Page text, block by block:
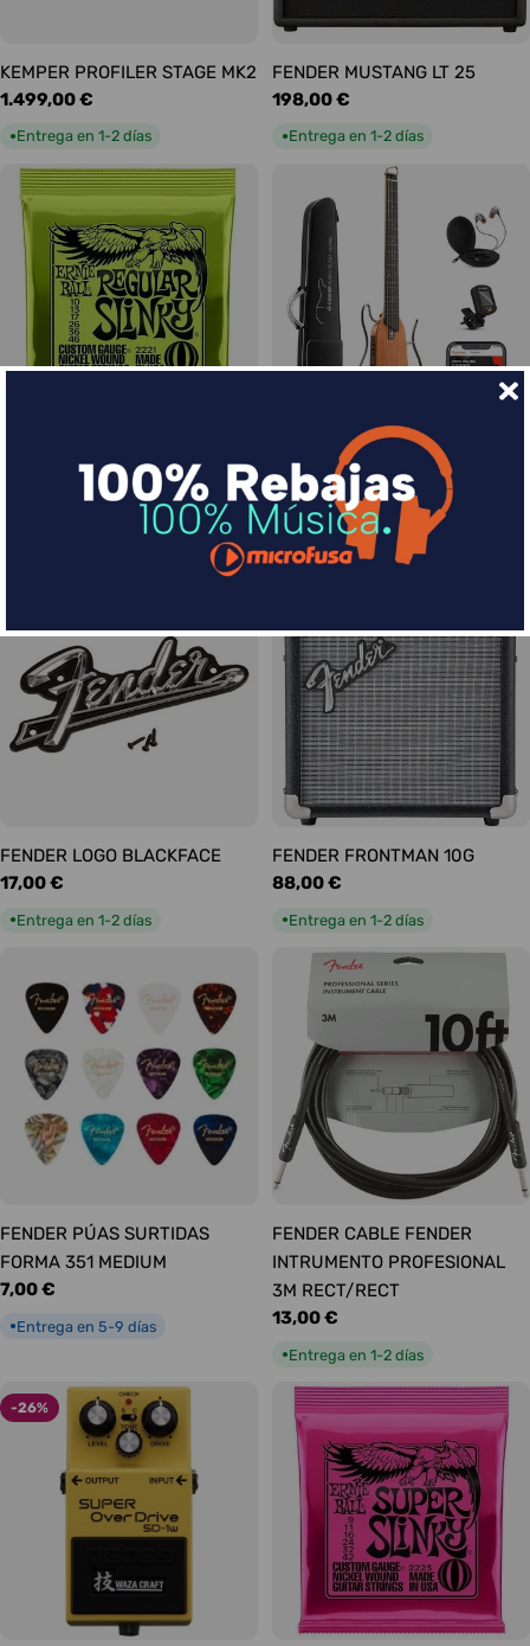
KEMPER PROFILER STAGE MK2
Precio
habitual
1.499,00 €
●Entrega en 1-2 días
FENDER MUSTANG LT 25
Precio
habitual
198,00 €
●Entrega en 1-2 días
Slinky Regular 10-46
DONNER HUSH-I Silent Guitar
Caoba
Precio
habitual
339,00 €
Entrega en 1-2 días
FENDER LOGO BLACKFACE
Precio
17,00 €
●Entrega en 1-2 días
FENDER FRONTMAN 10G
Precio
88,00 €
●Entrega en 1-2 días
FENDER PÚAS SURTIDAS
FORMA 351 MEDIUM
Precio
7,00 €
●Entrega en 5-9 días
FENDER CABLE FENDER
INTRUMENTO PROFESIONAL
3M RECT/RECT
Precio
13,00 €
●Entrega en 1-2 días
-26%